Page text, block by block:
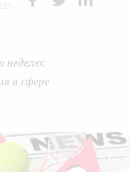
k
неделю:
в сфере